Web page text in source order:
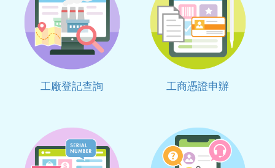
工廠登記查詢 工商憑證申辦